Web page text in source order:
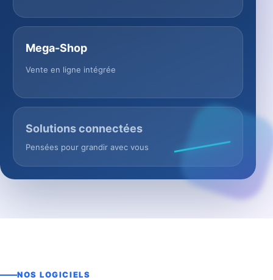
Mega-Shop
Vente en ligne intégrée
Solutions connectées
Pensées pour grandir avec vous
NOS LOGICIELS